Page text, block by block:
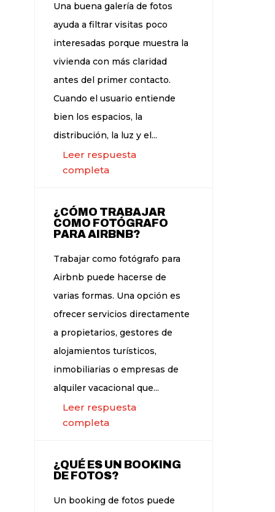
Una buena galería de fotos
ayuda a filtrar visitas poco
interesadas porque muestra la
vivienda con más claridad
antes del primer contacto.
Cuando el usuario entiende
bien los espacios, la
distribución, la luz y el...
Leer respuesta
completa
¿CÓMO TRABAJAR
COMO FOTÓGRAFO
PARA AIRBNB?
Trabajar como fotógrafo para
Airbnb puede hacerse de
varias formas. Una opción es
ofrecer servicios directamente
a propietarios, gestores de
alojamientos turísticos,
inmobiliarias o empresas de
alquiler vacacional que...
Leer respuesta
completa
¿QUÉ ES UN BOOKING
DE FOTOS?
Un booking de fotos puede